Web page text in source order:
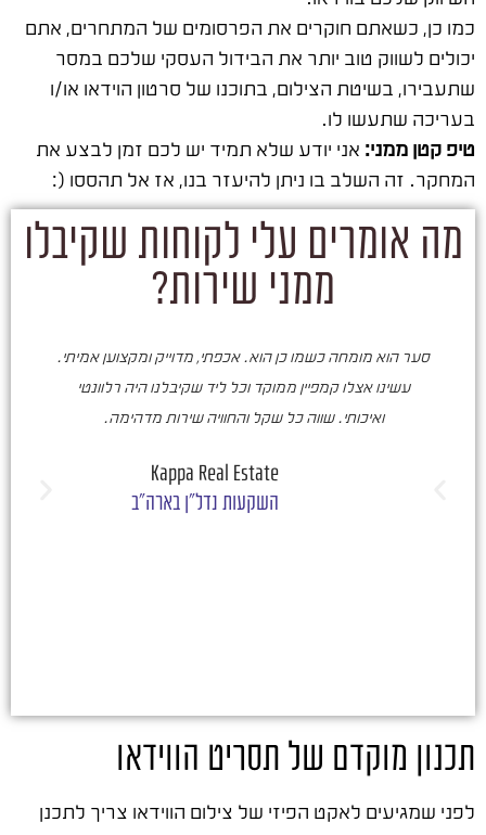
כמו כן, כשאתם חוקרים את הפרסומים של המתחרים, אתם
יכולים לשווק טוב יותר את הבידול העסקי שלכם במסר
שתעבירו, בשיטת הצילום, בתוכנו של סרטון הוידאו או/ו
בעריכה שתעשו לו.
טיפ קטן ממני: אני יודע שלא תמיד יש לכם זמן לבצע את
המחקר. זה השלב בו ניתן להיעזר בנו, אז אל תהססו (:
מה אומרים עלי לקוחות שקיבלו
ממני שירות?
סער הוא מומחה כשמו כן הוא. אכפתי, מדוייק ומקצוען אמיתי.
עשינו אצלו קמפיין ממוקד וכל ליד שקיבלנו היה רלוונטי
ואיכותי. שווה כל שקל והחוויה שירות מדהימה.
Kappa Real Estate
השקעות נדל"ן בארה"ב
תכנון מוקדם של תסריט הווידאו
לפני שמגיעים לאקט הפיזי של צילום הווידאו צריך לתכנן